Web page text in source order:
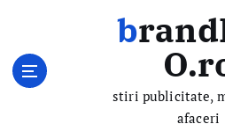
brandINF
stiri publicitate,
afaceri